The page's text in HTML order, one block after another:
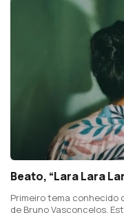
Beato, “Lara Lara
Primeiro tema conhecido
de Bruno Vasconcelos.